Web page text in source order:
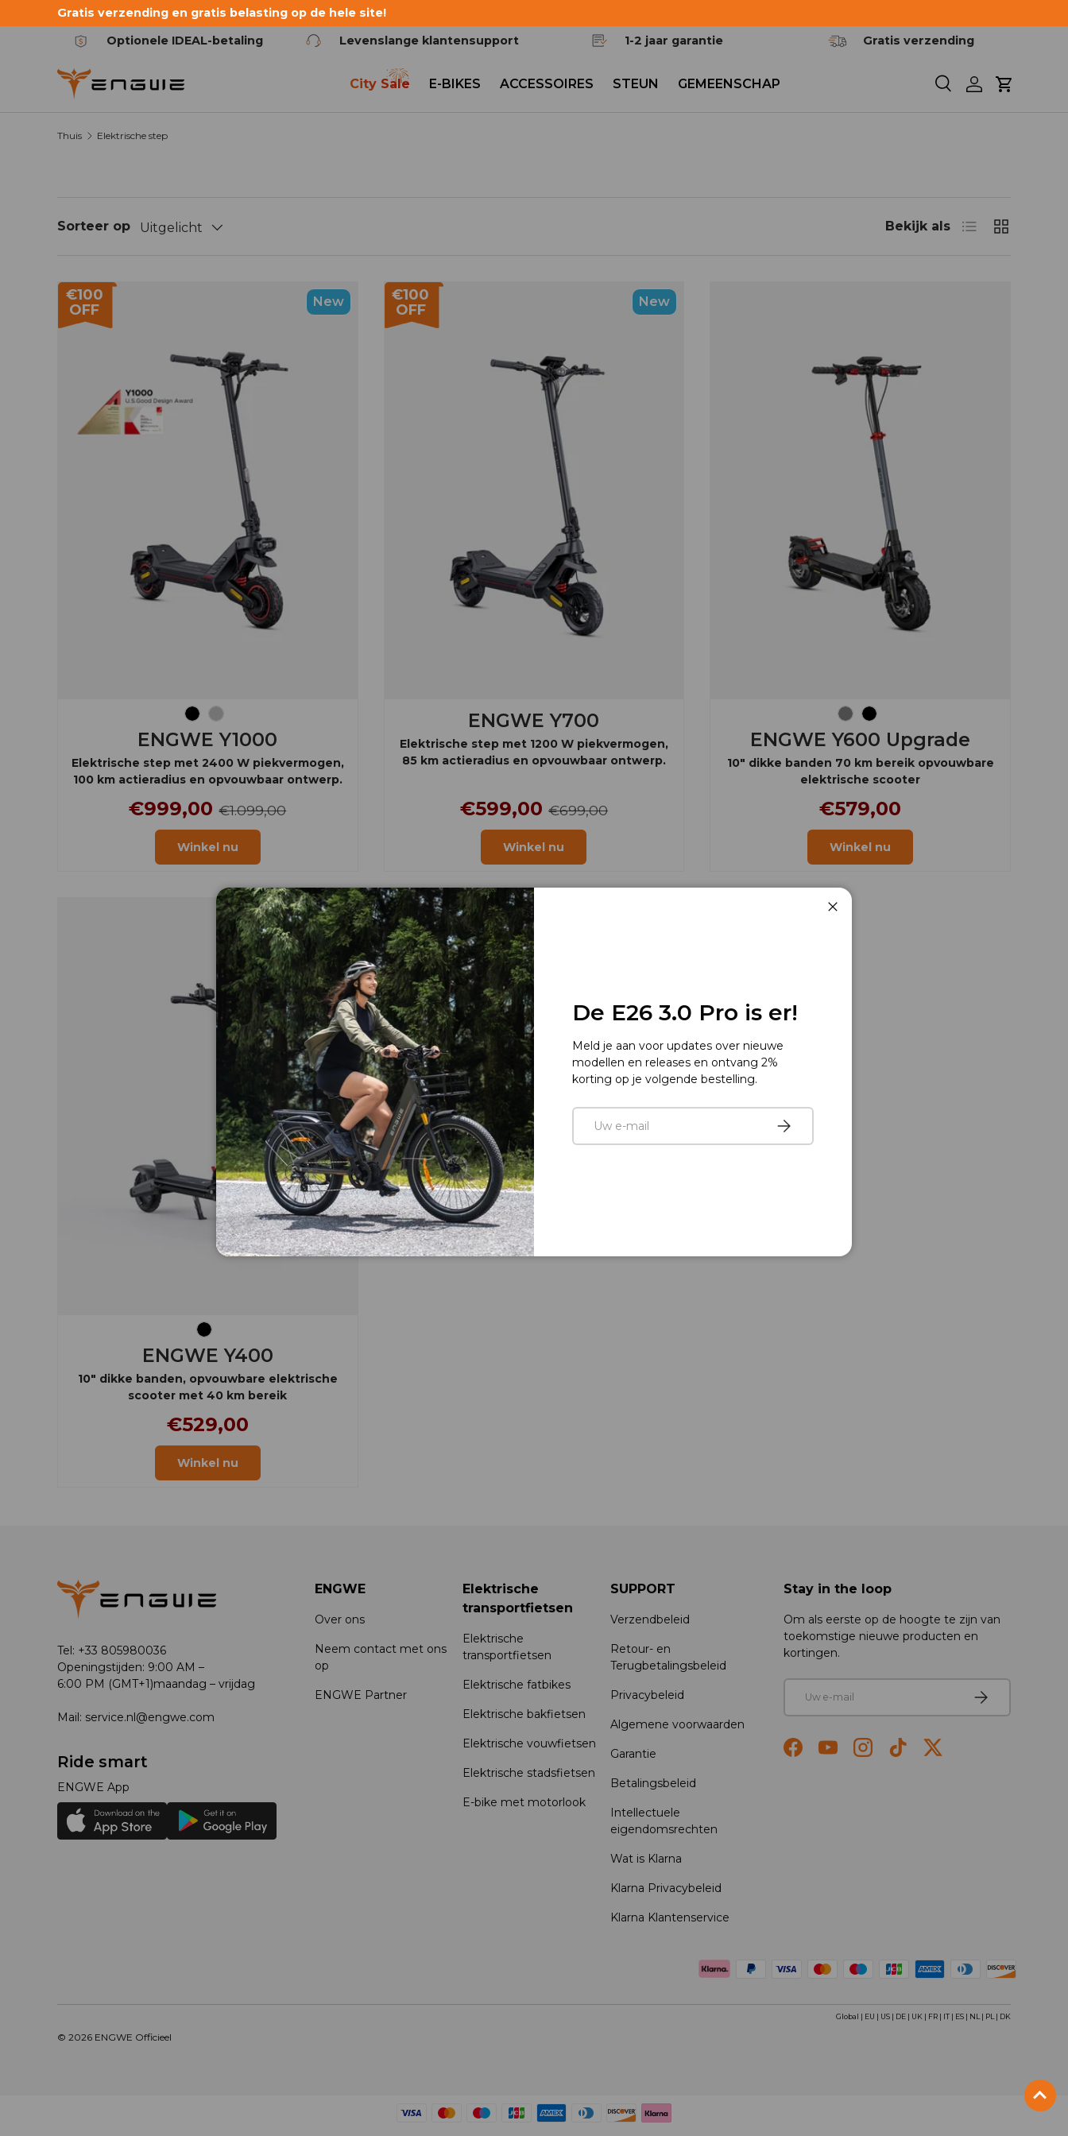
Ga naar de inhoud
Gratis verzending en gratis belasting op de hele site!
Optionele IDEAL-betaling
Levenslange klantensupport 1-2 jaar garantie Gratis verzending
ZoekenInloggen
City Sale E-BIKES ACCESSOIRES STEUN GEMEENSCHAP
Thuis Elektrische step
Sorteer op Uitgelicht Bekijk als Lijst Rooster
New
€100
OFF
ZwartZilver
ENGWE Y1000
Elektrische step met 2400 W piekvermogen,
100 km actieradius en opvouwbaar ontwerp.
€999,00€1.099,00
Winkel nu
New
€100
OFF
ENGWE Y700
Elektrische step met 1200 W piekvermogen,
85 km actieradius en opvouwbaar ontwerp.
€599,00 €699,00
Winkel nu
GrijsZwart
ENGWE Y600 Upgrade
10" dikke banden 70 km bereik opvouwbare
elektrische scooter
€579,00
Winkel nu
ENGWE Y400
10" dikke banden, opvouwbare elektrische
scooter met 40 km bereik
€529,00
Winkel nu
De E26 3.0 Pro is er!
Meld je aan voor updates over nieuwe
modellen en releases en ontvang 2%
korting op je volgende bestelling.
E-mail Abonneren
Tel: +33 805980036
Openingstijden: 9:00 AM –
6:00 PM (GMT+1)maandag – vrijdag
Mail: service.nl@engwe.com
Ride smart
ENGWE App
ENGWE
Over ons
Neem contact met ons
op
ENGWE Partner
Elektrische
transportfietsen
Elektrische
transportfietsen
Elektrische fatbikes
Elektrische bakfietsen
Elektrische vouwfietsen
Elektrische stadsfietsen
E-bike met motorlook
SUPPORT
Verzendbeleid
Retour- en
Terugbetalingsbeleid
Privacybeleid
Algemene voorwaarden
Garantie
Betalingsbeleid
Intellectuele
eigendomsrechten
Wat is Klarna
Klarna Privacybeleid
Klarna Klantenservice
Stay in the loop
Om als eerste op de hoogte te zijn van
toekomstige nieuwe producten en
kortingen.
Abonneren
FacebookYouTubeInstagramTikTokTwitter
Betaalmethoden geaccepteerd
© 2026 ENGWE Officieel
Global | EU | US | DE | UK | FR | IT | ES | NL | PL | DK